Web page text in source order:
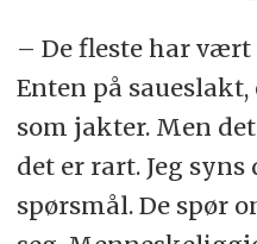
– De fleste har vært
Enten på
som jakter. Men
det er rart. Jeg
spørsmål. De spør